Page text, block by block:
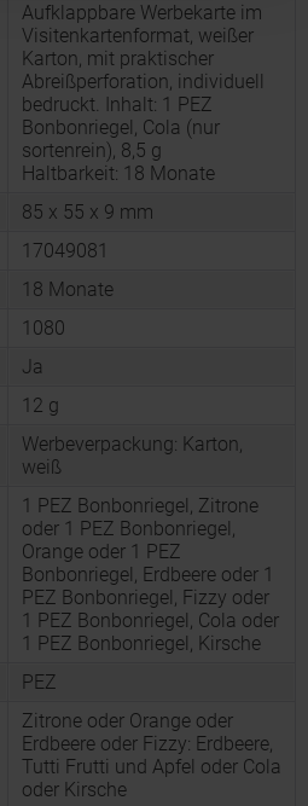
Aufklappbare Werbekarte im
Visitenkartenformat, weißer
Karton, mit praktischer
Abreißperforation, individuell
bedruckt. Inhalt: 1 PEZ
Bonbonriegel, Cola (nur
sortenrein), 8,5 g
Haltbarkeit: 18 Monate
85 x 55 x 9 mm
17049081
18 Monate
1080
Ja
12 g
Werbeverpackung: Karton,
weiß
1 PEZ Bonbonriegel, Zitrone
oder 1 PEZ Bonbonriegel,
Orange oder 1 PEZ
Bonbonriegel, Erdbeere oder 1
PEZ Bonbonriegel, Fizzy oder
1 PEZ Bonbonriegel, Cola oder
1 PEZ Bonbonriegel, Kirsche
PEZ
Zitrone oder Orange oder
Erdbeere oder Fizzy: Erdbeere,
Tutti Frutti und Apfel oder Cola
oder Kirsche